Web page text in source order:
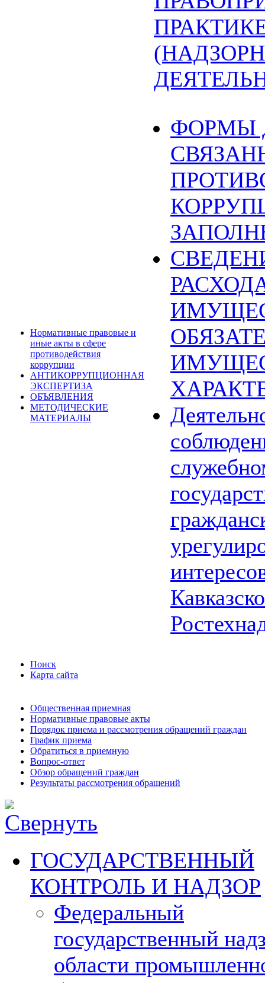
Нормативные правовые и
иные акты в сфере
противодействия
коррупции
АНТИКОРРУПЦИОННАЯ
ЭКСПЕРТИЗА
ОБЪЯВЛЕНИЯ
МЕТОДИЧЕСКИЕ
МАТЕРИАЛЫ
ФОРМЫ
Поиск
Карта сайта
Общественная приемная
Нормативные правовые акты
Порядок приема и рассмотрения обращений граждан
График приема
Обратиться в приемную
Вопрос-ответ
Обзор обращений граждан
Результаты рассмотрения обращений
ГОСУДАРСТВЕННЫЙ
КОНТРОЛЬ И НАДЗОР
Федеральный
государственный
области